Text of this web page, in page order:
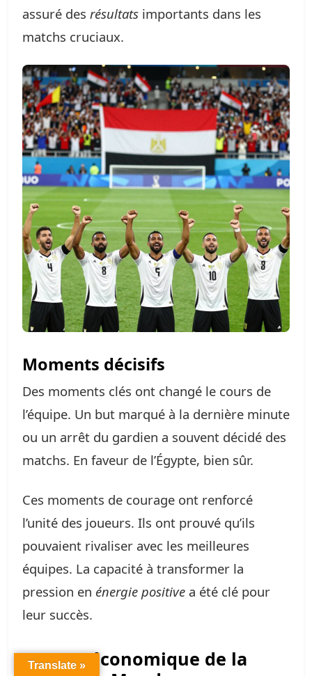
assuré des résultats importants dans les
matchs cruciaux.
Moments décisifs
Des moments clés ont changé le cours de
l’équipe. Un but marqué à la dernière minute
ou un arrêt du gardien a souvent décidé des
matchs. En faveur de l’Égypte, bien sûr.
Ces moments de courage ont renforcé
l’unité des joueurs. Ils ont prouvé qu’ils
pouvaient rivaliser avec les meilleures
équipes. La capacité à transformer la
pression en énergie positive a été clé pour
leur succès.
Impact économique de la
Translate »